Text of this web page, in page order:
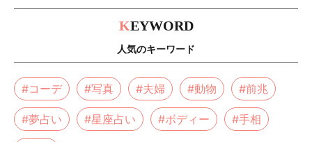
KEYWORD
人気のキーワード
#コーデ #写真 #夫婦 #動物 #前兆
#夢占い #星座占い #ボディー #手相